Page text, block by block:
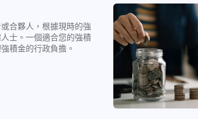
合夥人，根據現時的強
士。一個適合您的強積
積金的行政負擔。